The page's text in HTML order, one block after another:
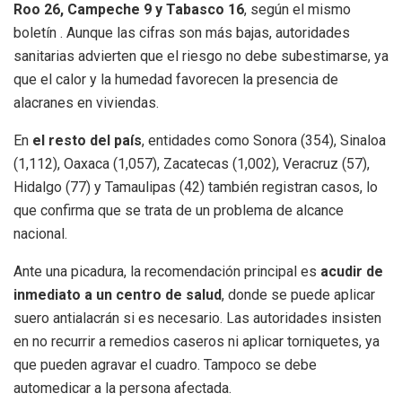
Roo 26, Campeche 9 y Tabasco 16, según el mismo
boletín . Aunque las cifras son más bajas, autoridades
sanitarias advierten que el riesgo no debe subestimarse, ya
que el calor y la humedad favorecen la presencia de
alacranes en viviendas.
En el resto del país, entidades como Sonora (354), Sinaloa
(1,112), Oaxaca (1,057), Zacatecas (1,002), Veracruz (57),
Hidalgo (77) y Tamaulipas (42) también registran casos, lo
que confirma que se trata de un problema de alcance
nacional.
Ante una picadura, la recomendación principal es acudir de
inmediato a un centro de salud, donde se puede aplicar
suero antialacrán si es necesario. Las autoridades insisten
en no recurrir a remedios caseros ni aplicar torniquetes, ya
que pueden agravar el cuadro. Tampoco se debe
automedicar a la persona afectada.